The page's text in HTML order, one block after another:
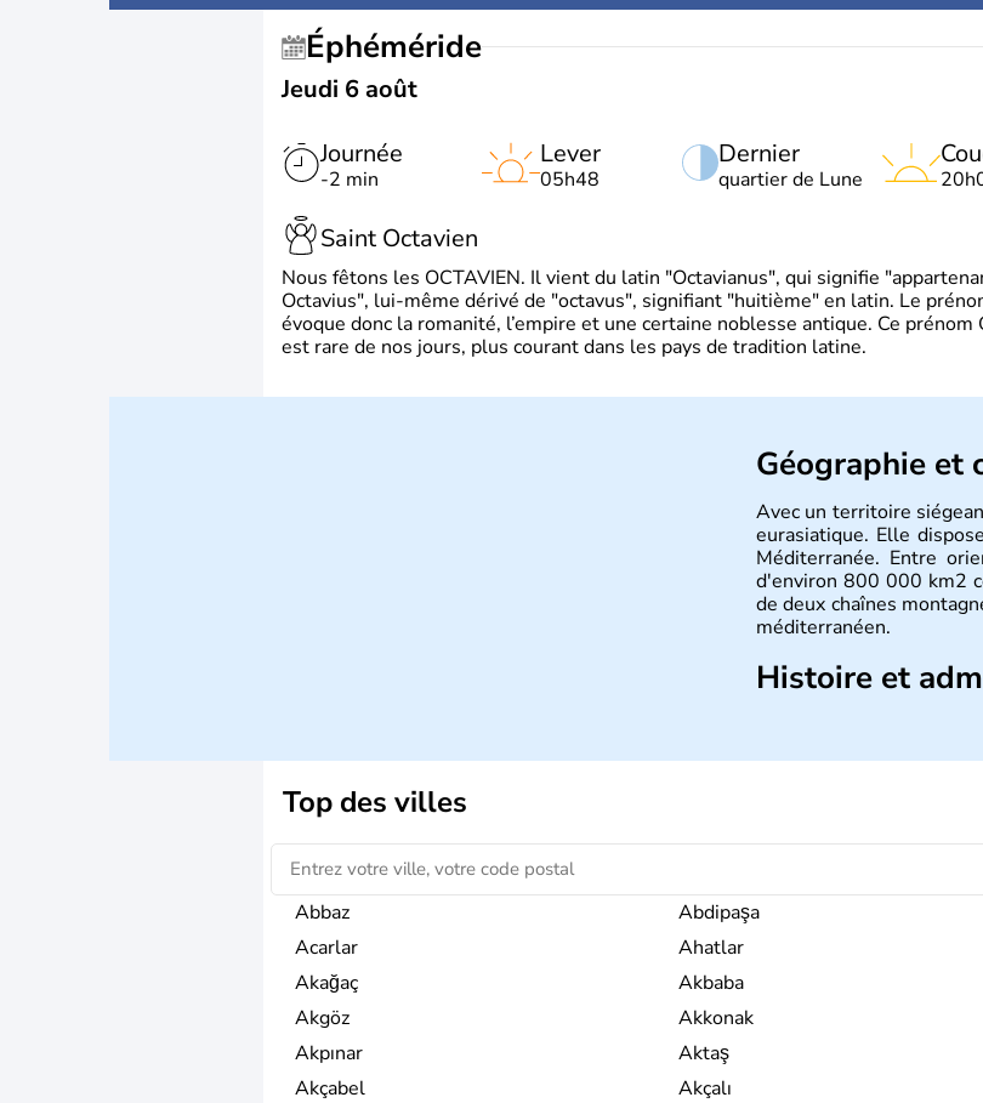
Éphéméride
Jeudi 6 août
Journée
-2 min
Dernier
quartier de Lune
Lever
05h48
Saint Octavien
Nous fêtons les OCTAVIEN. Il vient du latin "Octavianus", qui signifie
Octavius", lui-même dérivé de "octavus", signifiant "huitième" en latin. Le
évoque donc la romanité, l’empire et une certaine noblesse antique. Ce prénom
est rare de nos jours, plus courant dans les pays de tradition latine.
Géographie et
Avec un territoire
eurasiatique. Elle
Méditerranée. Entre
d'environ 800 000 km2
de deux chaînes
méditerranéen.
Histoire et
capitale du pays.
Top des villes
Abbaz Abdipaşa
Acarlar
Ahatlar
Akağaç
Akbaba
Akgöz
Akkonak
Akpınar
Aktaş
Akçabel
Akçalı